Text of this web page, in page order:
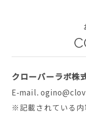
twitter
クローバーラボ株
E-mail.
※記載されている内